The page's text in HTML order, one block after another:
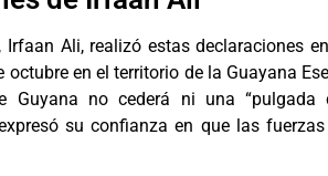
Irfaan Ali, realizó estas declaraciones
octubre en el territorio de la Guayana
Guyana no cederá ni una “pulgada
su confianza en que las